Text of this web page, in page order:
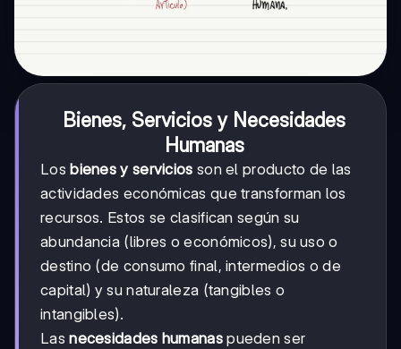
Bienes, Servicios y Necesidades
Humanas
Los bienes y servicios son el producto de las
actividades económicas que transforman los
recursos. Estos se clasifican según su
abundancia (libres o económicos), su uso o
destino (de consumo final, intermedios o de
capital) y su naturaleza (tangibles o
intangibles).
Lasnecesidades humanaspueden ser